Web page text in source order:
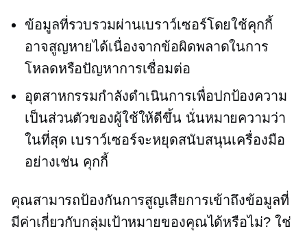
ข้อมูลที่รวบรวมผ่านเบราว์เซอร์โดยใช้คุกกี้
อาจสูญหายได้เนื่องจากข้อผิดพลาดในการ
โหลดหรือปัญหาการเชื่อมต่อ
อุตสาหกรรมกำลังดำเนินการเพื่อปกป้องความ
เป็นส่วนตัวของผู้ใช้ให้ดีขึ้น นั่นหมายความว่า
ในที่สุด เบราว์เซอร์จะหยุดสนับสนุนเครื่องมือ
อย่างเช่น คุกกี้
คุณสามารถป้องกันการสูญเสียการเข้าถึงข้อมูลที่
มีค่าเกี่ยวกับกลุ่มเป้าหมายของคุณได้หรือไม่? ใช่